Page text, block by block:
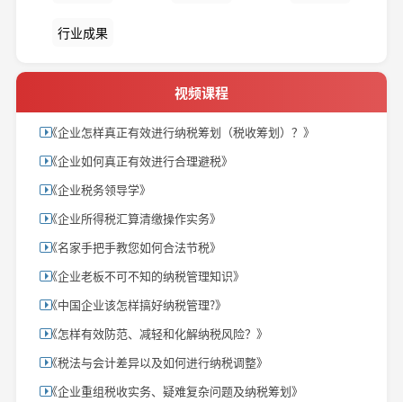
行业成果
视频课程
《企业怎样真正有效进行纳税筹划（税收筹划）？》
《企业如何真正有效进行合理避税》
《企业税务领导学》
《企业所得税汇算清缴操作实务》
《名家手把手教您如何合法节税》
《企业老板不可不知的纳税管理知识》
《中国企业该怎样搞好纳税管理?》
《怎样有效防范、减轻和化解纳税风险？》
《税法与会计差异以及如何进行纳税调整》
《企业重组税收实务、疑难复杂问题及纳税筹划》